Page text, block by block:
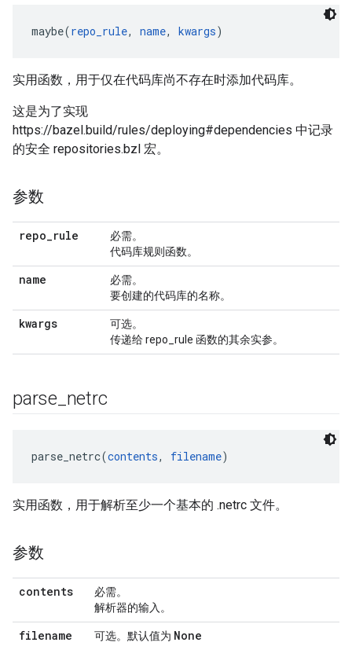
maybe(repo_rule, name, kwargs
实用函数，用于仅在代码库尚不存在时添加代码库。
这是为了实现
https://bazel.build/rules/deploying#dependencies 中记录
的安全 repositories.bzl 宏。
参数
repo_rule
必需。
代码库规则函数。
name
必需。
要创建的代码库的名称。
kwargs
可选。
传递给 repo_rule 函数的其余实参。
parse netrc
parse_netrc(contents, filename
实用函数，用于解析至少一个基本的 .netrc 文件。
参数
contents
必需。
解析器的输入。
filename 可选。默认值为 None